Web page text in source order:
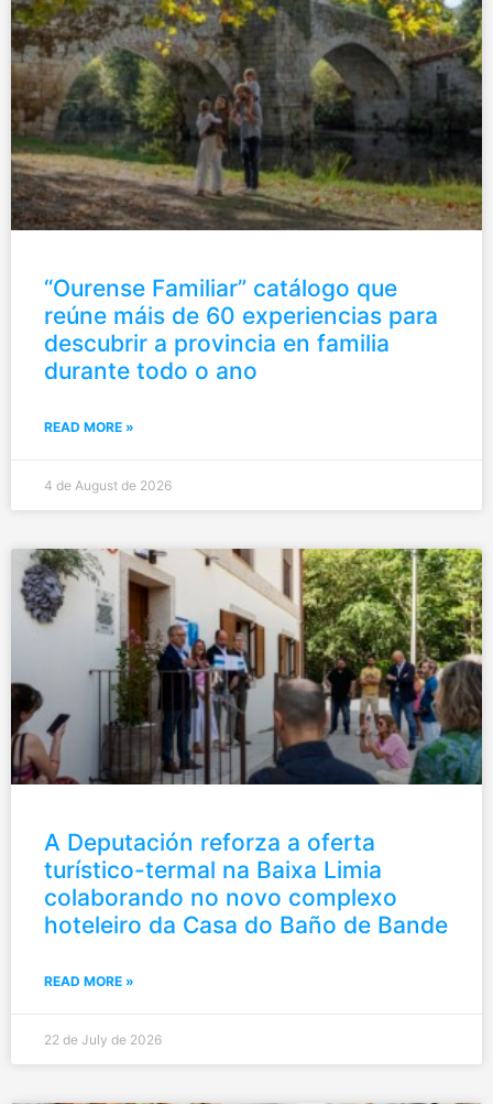
“Ourense Familiar” catálogo que
reúne máis de 60 experiencias para
descubrir a provincia en familia
durante todo o ano
READ MORE »
4 de August de 2026
A Deputación reforza a oferta
turístico-termal na Baixa Limia
colaborando no novo complexo
hoteleiro da Casa do Baño de Bande
READ MORE »
22 de July de 2026